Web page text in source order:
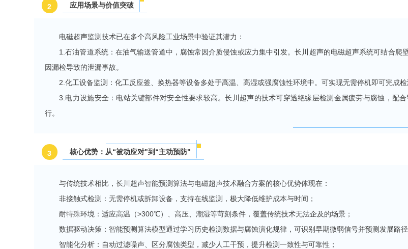
2 应用场景与价值突破
电磁超声监测技术已在多个高风险工业场景中验证其潜力：
1.石油管道系统：在油气输送管道中，腐蚀常因介质侵蚀或应力集中引发。长川超声的电磁超声系统可结合
因漏检导致的泄漏事故。
2.化工设备监测：化工反应釜 、换热器等设备多处于高温、高湿或强腐蚀性环境中。可实现无需停机即可完成
3.电力设施安全：电站关键部件对安全性要求较高。长川超声的技术可穿透绝缘层检测金属疲劳与腐蚀，配
行。
3 核心优势：从“被动应对"到“主动预防"
与传统技术相比，长川超声智能预测算法与电磁超声技术融合方案的核心优势体现在：
非接触式检测：无需停机或拆卸设备，支持在线监测，极大降低维护成本与时间；
耐特殊环境：适应高温（>300℃）、高压、潮湿等苛刻条件，覆盖传统技术无法企及的场景；
数据驱动决策：智能预测算法模型通过学习历史检测数据与腐蚀演化规律，可识别早期微弱信号并预测发展路径
智能化分析：自动过滤噪声、区分腐蚀类型，减少人工干预，提升检测一致性与可靠性；